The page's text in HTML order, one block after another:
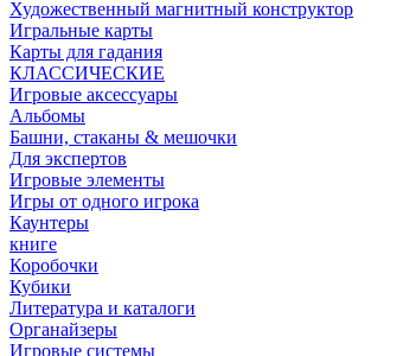
Художественный магнитный конструктор
Игральные карты
Карты для гадания
КЛАССИЧЕСКИЕ
Игровые аксессуары
Альбомы
Башни, стаканы & мешочки
Для экспертов
Игровые элементы
Игры от одного игрока
Каунтеры
книге
Коробочки
Кубики
Литература и каталоги
Органайзеры
Игровые системы